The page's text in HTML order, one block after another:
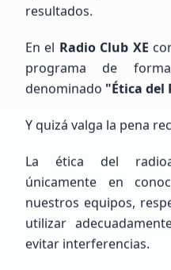
Principiante
resultados.
En el Radio Club XE
programa de
denominado "Ética del
Y quizá valga la pena
La ética del
únicamente en
nuestros equipos,
utilizar
evitar interferencias.